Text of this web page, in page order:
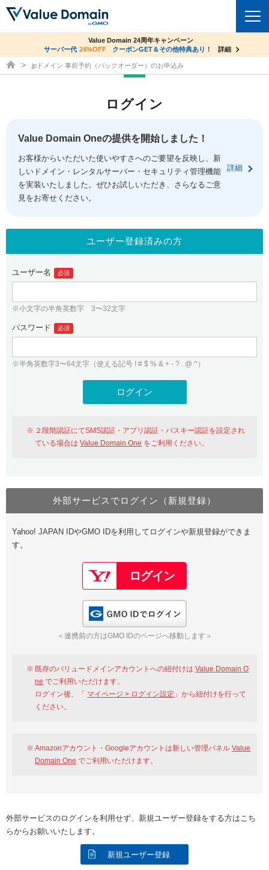
ドメイントップ
ドメイン移管
ドメイン価格一覧
ドメイン一括検索
.jpドメインオークション
gTLDオークション NEW!
.jpドメインバックオーダー
プレミアムドメイン
人気ドメインの種類
WHOIS検索
コアサーバー
バリューサーバー
XREA
セキュリティトップ
Value Domain ネットde診断
SSL証明書
サービストップ
お得意様割引
紹介制度
バリュードメインAPI
ドメイン・ホスティングOEM
facebook
ログイン
従来のバリュードメインをご利用希望の方
Value Domainにログイン
おすすめ One レンタルサーバーを含む最新の機能を使う方
Value Domain Oneにログイン
Google
GMO ID Amazon
※AmazonはValue Domain Oneのログイン画面へ遷移します
ユーザー登録
Value Domain Oneアカウント作成
以下でも登録可能
Google Yahoo!
GMO ID
co.jpドメイン✕コアサーバーV2ビジネス応援キャンペーン
サーバー料金1年間無料
詳細
Value Domain 24周年キャンペーン
サーバー代 24%OFF クーポンGET＆その他特典あり！ 詳細
ドメイン取得ならバリュードメイン
.jpドメイン 事前予約（バックオーダー）のお申込み
ログイン
Value Domain Oneの提供を開始しました！
お客様からいただいた使いやすさへのご要望を反映し、新
しいドメイン・レンタルサーバー・セキュリティ管理機能
を実装いたしました。ぜひお試しいただき、さらなるご意
見をお寄せください。
詳細
ユーザー登録済みの方
ユーザー名 必須
※小文字の半角英数字 3〜32文字
パスワード 必須
※半角英数字3〜64文字（使える記号 ! # $ % & + - ? . @ ^）
２段階認証にてSMS認証・アプリ認証・パスキー認証を設定され
ている場合はValue Domain One をご利用ください。
外部サービスでログイン（新規登録）
Yahoo! JAPAN IDやGMO IDを利用してログインや新規登録ができま
す。
＜連携前の方はGMO IDのページへ移動します＞
既存のバリュードメインアカウントへの紐付けはValue Domain O
ne でご利用いただけます。
ログイン後、「 マイページ > ログイン設定 」から紐付けを行って
ください。
Amazonアカウント・Googleアカウントは新しい管理パネルValue
Domain One でご利用いただけます。
外部サービスのログインを利用せず、新規ユーザー登録をする方はこち
らからお願いいたします。
新規ユーザー登録